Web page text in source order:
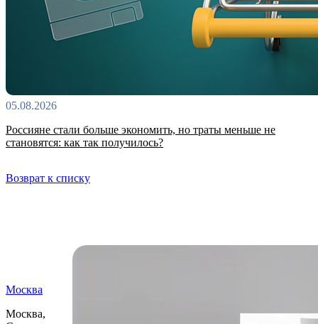
05.08.2026
Россияне стали больше экономить, но траты меньше не
становятся: как так получилось?
Возврат к списку
Москва
Москва,